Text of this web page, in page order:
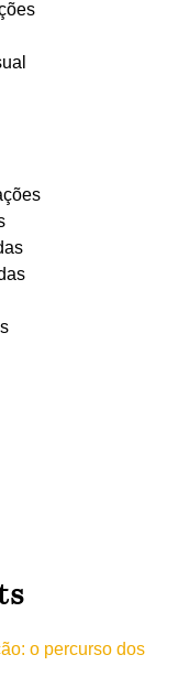
o percurso dos